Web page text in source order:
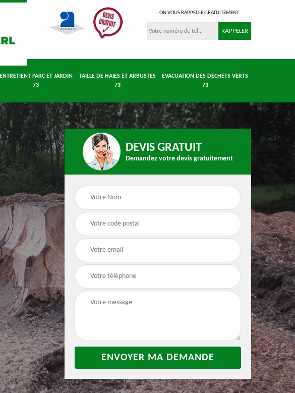
ON VOUS RAPPELLE GRATUITEMENT
ENTRETIENT PARC ET JARDIN
73
TAILLE DE HAIES ET ARBUSTES
73
EVACUATION DES DÉCHETS VERTS
73
Abattage d'arbres et
arbres dangereux 73
Entretient parc et
Taille de haies et
arbustes 73
DEVIS GRATUIT
Demandez votre devis gratuitement